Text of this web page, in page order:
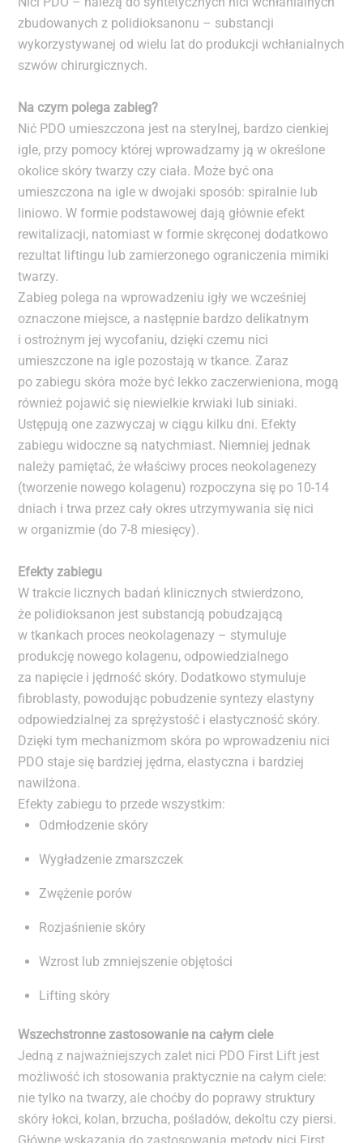
zbudowanych z polidioksanonu – substancji
wykorzystywanej od wielu lat do produkcji wchłanialnych
szwów chirurgicznych.
Na czym polega zabieg?
Nić PDO umieszczona jest na sterylnej, bardzo cienkiej
igle, przy pomocy której wprowadzamy ją w określone
okolice skóry twarzy czy ciała. Może być ona
umieszczona na igle w dwojaki sposób: spiralnie lub
liniowo. W formie podstawowej dają głównie efekt
rewitalizacji, natomiast w formie skręconej dodatkowo
rezultat liftingu lub zamierzonego ograniczenia mimiki
twarzy.
Zabieg polega na wprowadzeniu igły we wcześniej
oznaczone miejsce, a następnie bardzo delikatnym
i ostrożnym jej wycofaniu, dzięki czemu nici
umieszczone na igle pozostają w tkance. Zaraz
po zabiegu skóra może być lekko zaczerwieniona, mogą
również pojawić się niewielkie krwiaki lub siniaki.
Ustępują one zazwyczaj w ciągu kilku dni. Efekty
zabiegu widoczne są natychmiast. Niemniej jednak
należy pamiętać, że właściwy proces neokolagenezy
(tworzenie nowego kolagenu) rozpoczyna się po 10-14
dniach i trwa przez cały okres utrzymywania się nici
w organizmie (do 7-8 miesięcy).
Efekty zabiegu
W trakcie licznych badań klinicznych stwierdzono,
że polidioksanon jest substancją pobudzającą
w tkankach proces neokolagenazy – stymuluje
produkcję nowego kolagenu, odpowiedzialnego
za napięcie i jędrność skóry. Dodatkowo stymuluje
fibroblasty, powodując pobudzenie syntezy elastyny
odpowiedzialnej za sprężystość i elastyczność skóry.
Dzięki tym mechanizmom skóra po wprowadzeniu nici
PDO staje się bardziej jędrna, elastyczna i bardziej
nawilżona.
Efekty zabiegu to przede wszystkim:
Odmłodzenie skóry
Wygładzenie zmarszczek
Zwężenie porów
Rozjaśnienie skóry
Wzrost lub zmniejszenie objętości
Lifting skóry
Wszechstronne zastosowanie na całym ciele
Jedną z najważniejszych zalet nici PDO First Lift jest
możliwość ich stosowania praktycznie na całym ciele:
nie tylko na twarzy, ale choćby do poprawy struktury
skóry łokci, kolan, brzucha, pośladów, dekoltu czy piersi.